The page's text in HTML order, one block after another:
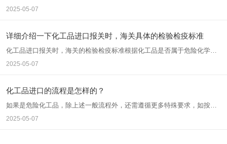
商或长期合同与大型工业用户直接交易，因为这类产品需求稳定、用量
接接触目标客户，或者利用专业的化工 B2B 平台进行推广。
2025-05-07
详细介绍一下化工品进口报关时，海关具体的检验检疫标准
化工品进口报关时，海关的检验检疫标准根据化工品是否属于危险化学品
有所不同，以下是具体介绍：
2025-05-07
化工品进口的流程是怎样的？
如果是危险化工品，除上述一般流程外，还需遵循更多特殊要求，如按照
相关标准进行包装和标记、申请进口许可证或办理特别审批手续、进行安
2025-05-07